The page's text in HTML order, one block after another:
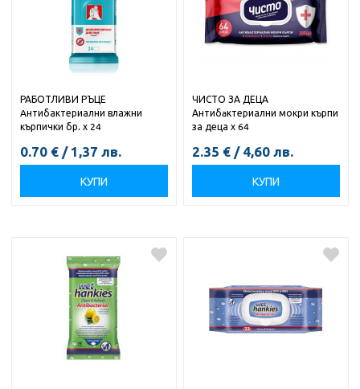
РАБОТЛИВИ РЪЦЕ
Aнтибактериални влажни
кърпички бр. х 24
0.70 € / 1,37 лв.
КУПИ
ЧИСТО ЗА ДЕЦА
Антибaктериални мокри кърпи
за деца х 64
2.35 € / 4,60 лв.
КУПИ